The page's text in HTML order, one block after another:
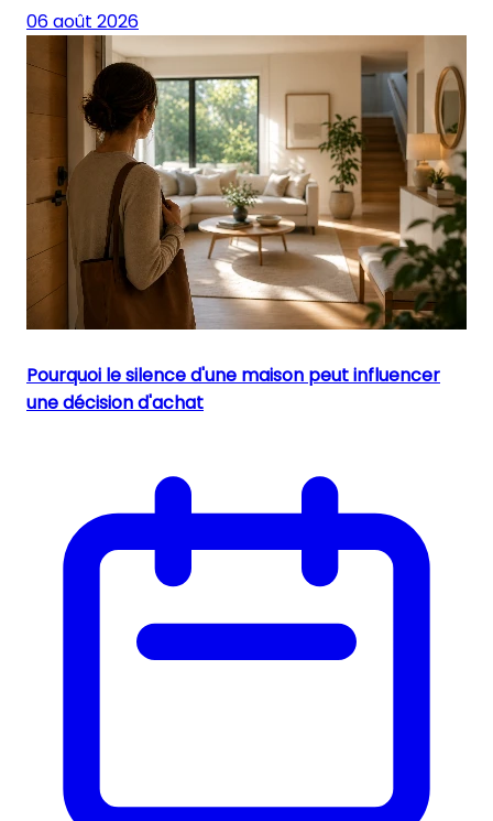
06 août 2026
Pourquoi le silence d'une maison peut influencer
une décision d'achat